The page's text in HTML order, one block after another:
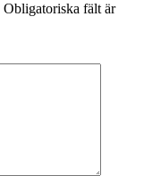
Obligatoriska fält är